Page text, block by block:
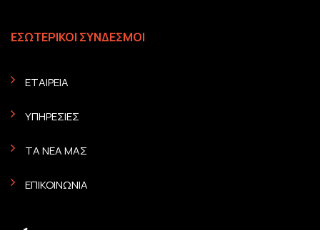
ΕΣΩΤΕΡΙΚΟΙ ΣΥΝΔΕΣΜΟΙ
ΕΤΑΙΡΕΙΑ
ΥΠΗΡΕΣΙΕΣ
ΤΑ ΝΕΑ ΜΑΣ
ΕΠΙΚΟΙΝΩΝΙΑ